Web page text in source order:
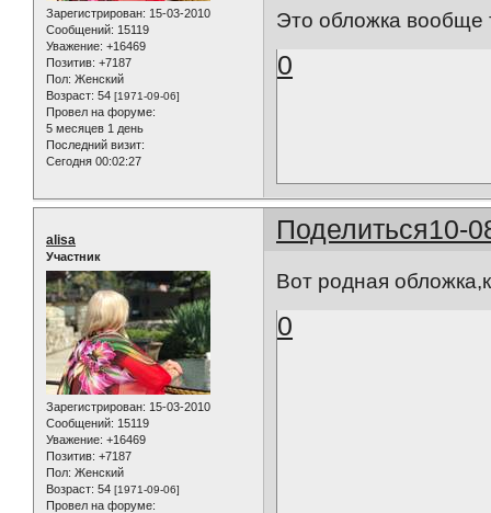
Зарегистрирован: 15-03-2010
Сообщений: 15119
Уважение: +16469
Позитив: +7187
Пол: Женский
Возраст: 54 [1971-09-06]
Провел на форуме:
5 месяцев 1 день
Последний визит:
Сегодня 00:02:27
Это обложка вообще
0
Поделиться10-
alisa
Участник
Зарегистрирован: 15-03-2010
Сообщений: 15119
Уважение: +16469
Позитив: +7187
Пол: Женский
Возраст: 54 [1971-09-06]
Провел на форуме:
Вот родная
0